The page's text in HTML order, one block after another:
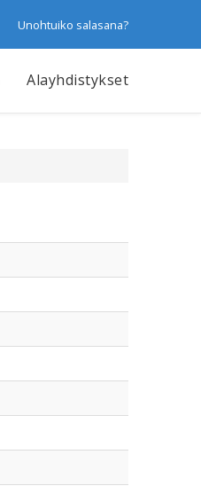
Unohtuiko salasana?
Alayhdistykset